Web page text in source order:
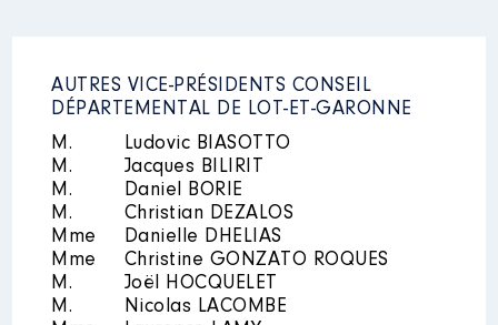
AUTRES VICE-PRÉSIDENTS CONSEIL
DÉPARTEMENTAL DE LOT-ET-GARONNE
M.
Ludovic BIASOTTO
M.
Jacques BILIRIT
M.
Daniel BORIE
M.
Christian DEZALOS
Mme
Danielle DHELIAS
Mme
Christine GONZATO ROQUES
M.
Joël HOCQUELET
M.
Nicolas LACOMBE